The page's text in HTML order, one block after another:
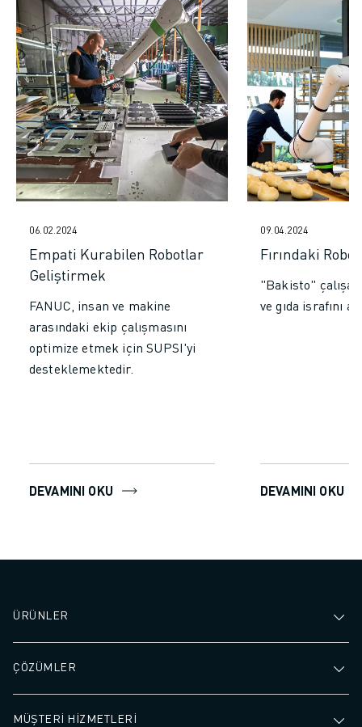
KARIYER
FANUC ILE GELECEĞINIZI ŞEKILLENDIRIN
BIZE KATILIN » KARIYER PORTALI
İLETIŞIM
İLETIŞIM
LOKASYONLAR
KÜNYE
06.02.2024
Empati Kurabilen Robotlar
Geliştirmek
FANUC, insan ve makine
arasındaki ekip çalışmasını
optimize etmek için SUPSI'yi
desteklemektedir.
DEVAMINI OKU
09.04.2024
Fırındaki
"Bakisto"
ve gıda israfını
DEVAMINI OKU
ÜRÜNLER
ÇÖZÜMLER
MÜŞTERİ HİZMETLERİ